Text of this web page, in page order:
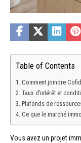
Table of Contents
Comment joindre
Taux d’intérêt et
Plafonds de
Ce que le marché
Vous avez un projet